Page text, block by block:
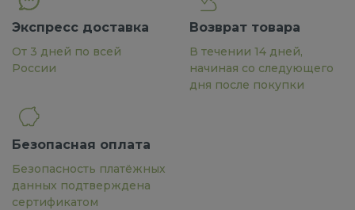
Экспресс доставка
От 3 дней по всей
России
Возврат товара
В течении 14 дней,
начиная со следующего
дня после покупки
Безопасная оплата
Безопасность платёжных
данных подтверждена
сертификатом